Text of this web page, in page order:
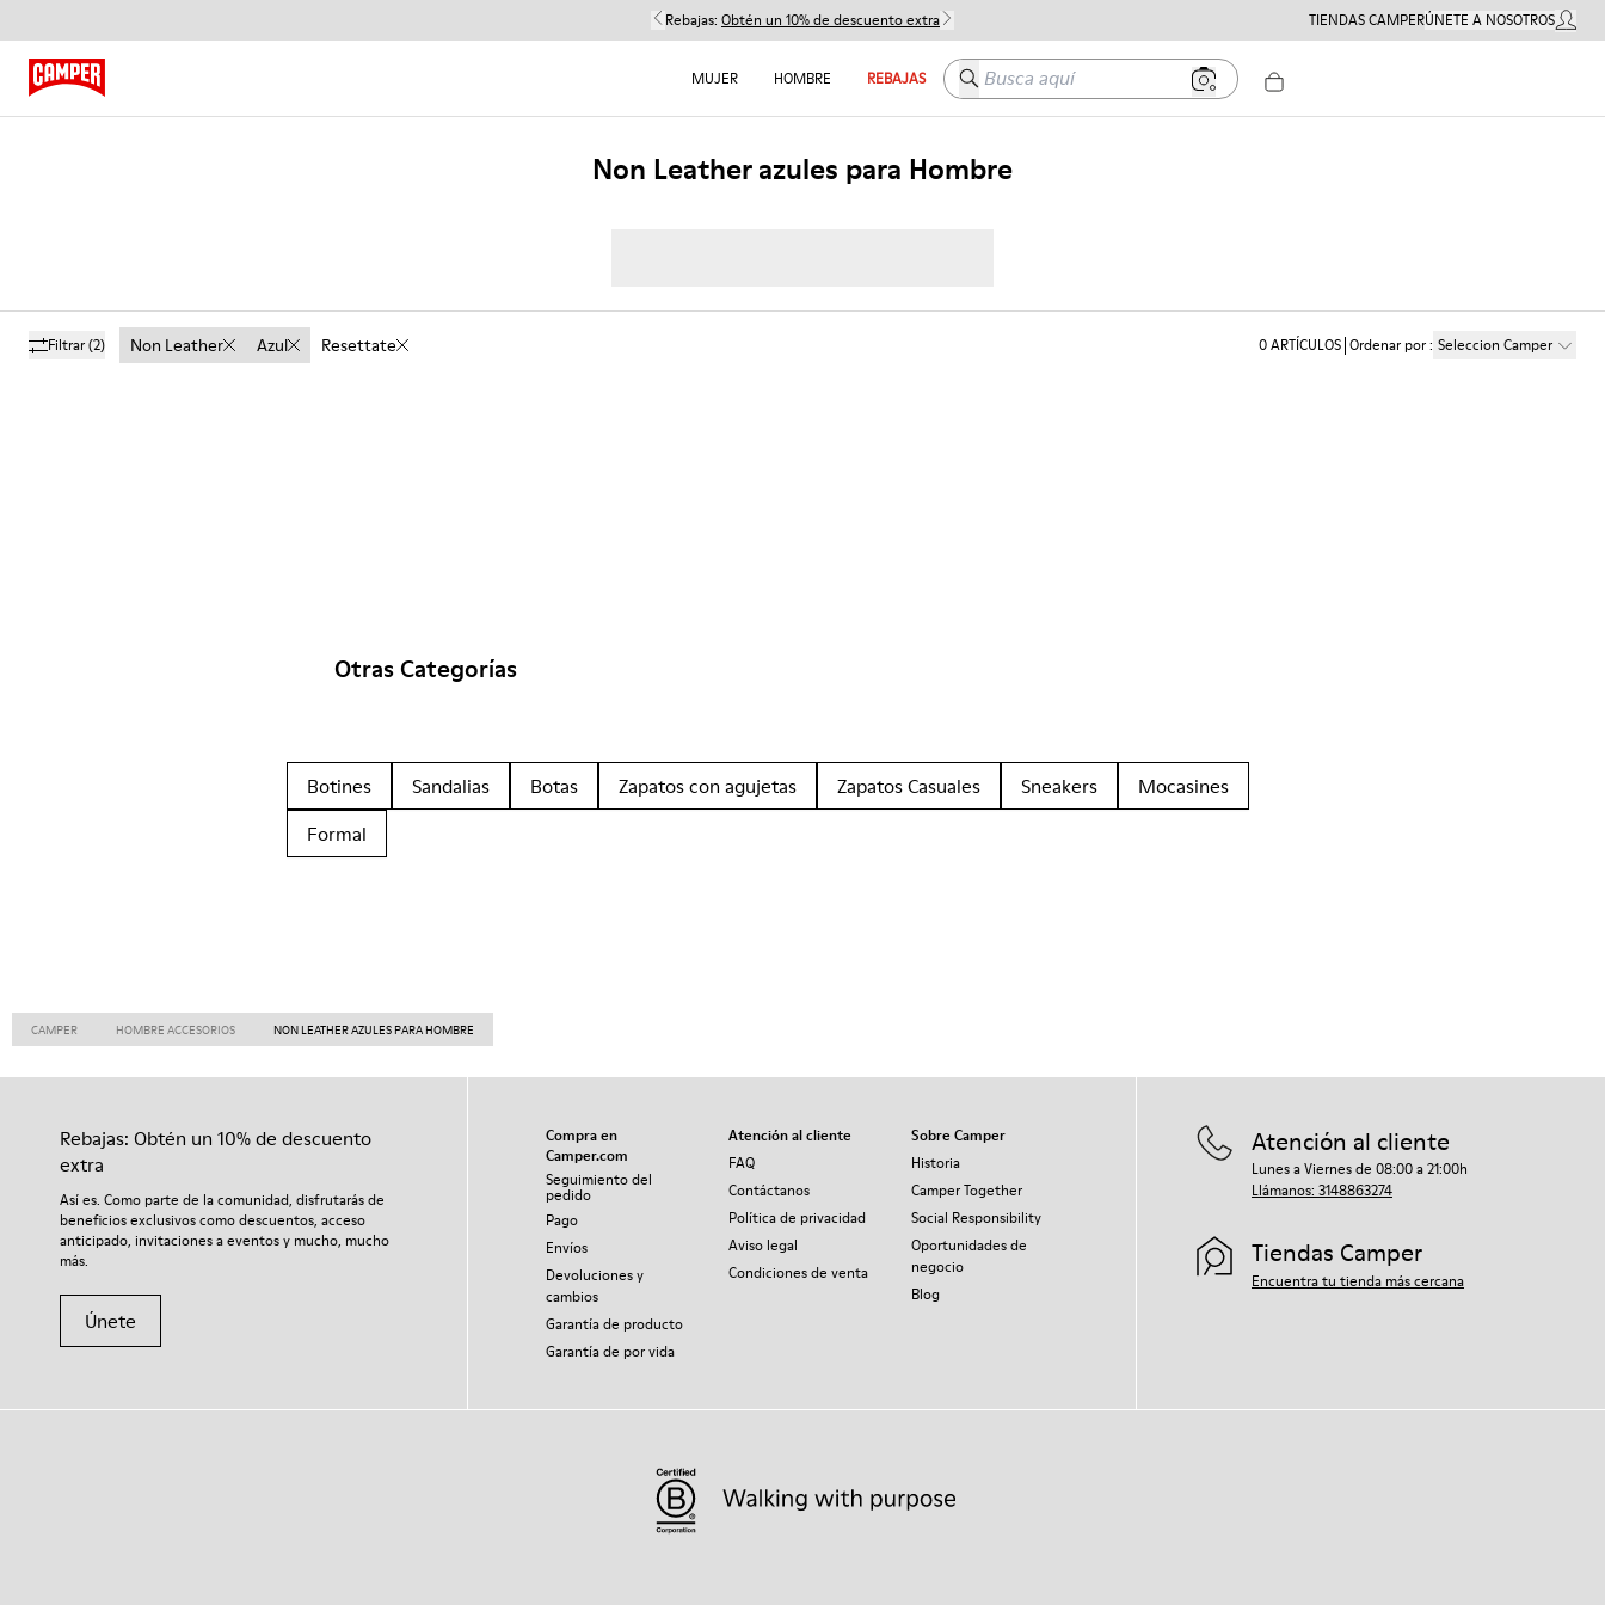
Rebajas: Obtén un 10% de descuento extra TIENDAS CAMPERÚNETE A NOSOTROSMI
MUJER HOMBRE REBAJAS Busca aquí
Non Leather azules para Hombre
Filtrar(2) Non Leather Azul Resettate 0ARTÍCULOS Ordenar por: Seleccion Camper
Otras Categorías
Botines Sandalias Botas Zapatos con agujetas Zapatos Casuales Sneakers
Mocasines
Formal
CAMPER HOMBRE ACCESORIOS NON LEATHER AZULES PARA HOMBRE
Rebajas: Obtén un 10% de descuento
extra
Así es. Como parte de la comunidad, disfrutarás de
beneficios exclusivos como descuentos, acceso
anticipado, invitaciones a eventos y mucho, mucho
más.
Únete
Compra en
Camper.com
Seguimiento del
pedido
Pago
Envíos
Devoluciones y
cambios
Garantía de producto
Garantía de por vida
Atención al cliente
FAQ
Contáctanos
Política de privacidad
Aviso legal
Condiciones de venta
Sobre Camper
Historia
Camper Together
Social Responsibility
Oportunidades de
negocio
Blog
Atención al cliente
Lunes a Viernes de 08:00 a 21:00h
Llámanos: 3148863274
Tiendas Camper
Encuentra tu tienda más cercana